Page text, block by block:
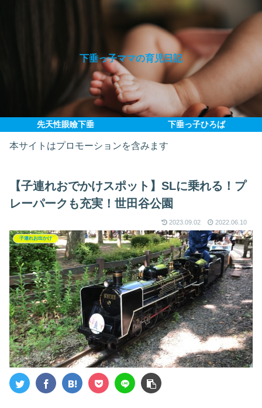
下垂っ子ママの育児日記
先天性眼瞼下垂 下垂っ子ひろば
本サイトはプロモーションを含みます
【子連れおでかけスポット】SLに乗れる！プ
レーパークも充実！世田谷公園
2023.09.02 2022.06.10
子連れお出かけ